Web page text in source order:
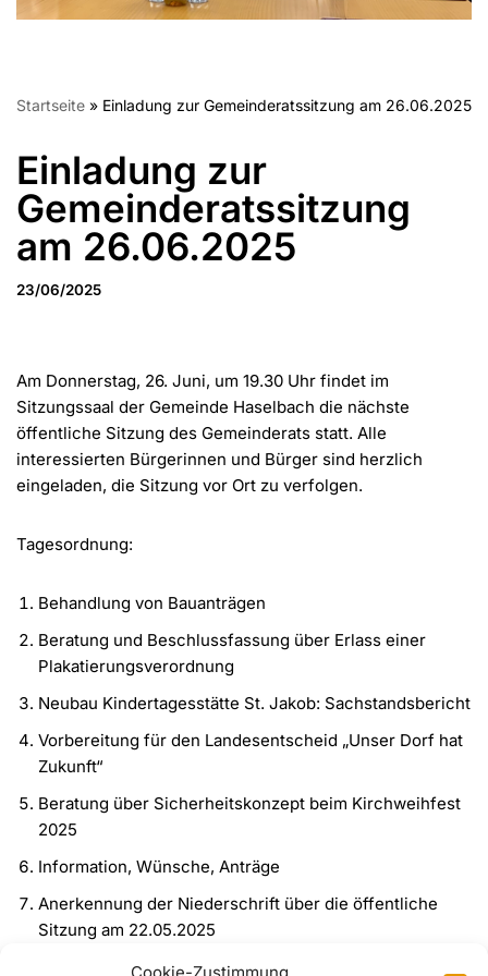
Startseite » Einladung zur Gemeinderatssitzung am 26.06.2025
Einladung zur
Gemeinderatssitzung
am 26.06.2025
23/06/2025
Am Donnerstag, 26. Juni, um 19.30 Uhr findet im
Sitzungssaal der Gemeinde Haselbach die nächste
öffentliche Sitzung des Gemeinderats statt. Alle
interessierten Bürgerinnen und Bürger sind herzlich
eingeladen, die Sitzung vor Ort zu verfolgen.
Tagesordnung:
Behandlung von Bauanträgen
Beratung und Beschlussfassung über Erlass einer
Plakatierungsverordnung
Neubau Kindertagesstätte St. Jakob: Sachstandsbericht
Vorbereitung für den Landesentscheid „Unser Dorf hat
Zukunft“
Beratung über Sicherheitskonzept beim Kirchweihfest
2025
Information, Wünsche, Anträge
Anerkennung der Niederschrift über die öffentliche
Sitzung am 22.05.2025